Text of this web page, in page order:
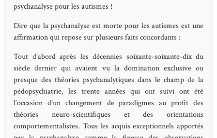
psychanalyse pour les autismes !
Dire que la psychanalyse est morte pour les autismes est une
affirmation qui repose sur plusieurs faits concordants :
Tout d’abord après les décennies soixante-soixante-dix du
siècle dernier qui avaient vu la domination exclusive ou
presque des théories psychanalytiques dans le champ de la
pédopsychiatrie, les trente années qui ont suivi ont été
l’occasion d’un changement de paradigmes au profit des
théories neuro-scientifiques et des orientations
comportementalistes. Tous les acquis exceptionnels apportés